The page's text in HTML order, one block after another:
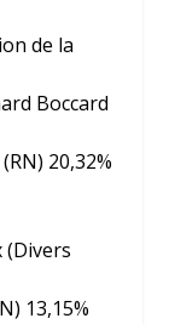
de la
Boccard
20,32%
(Divers
13,15%